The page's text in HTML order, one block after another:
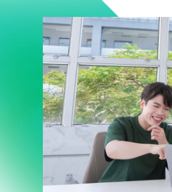
职前培训课程
全日制中六或以上
全日制中三或以上
衔接学士学位
在职培训课程
持续专业进修
夜间兼读制
日间兼读制
学历程度
学士学位
高级文凭
文凭
证书
应
社
其
专
学
全日制中六或以上
全日制中三或以上
衔接学士学位
在职培训
持续专业进修
夜间兼读制
日间兼读制
学费及资助
全日制中六或以上
全日制中三或以上
奖学金
奖学金及奖励计划